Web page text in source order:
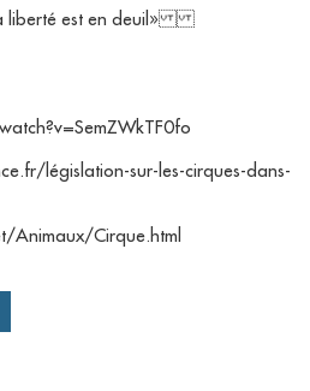
la liberté est en deuil»
législation-sur-les-cirques-dans-
Animaux/Cirque.html